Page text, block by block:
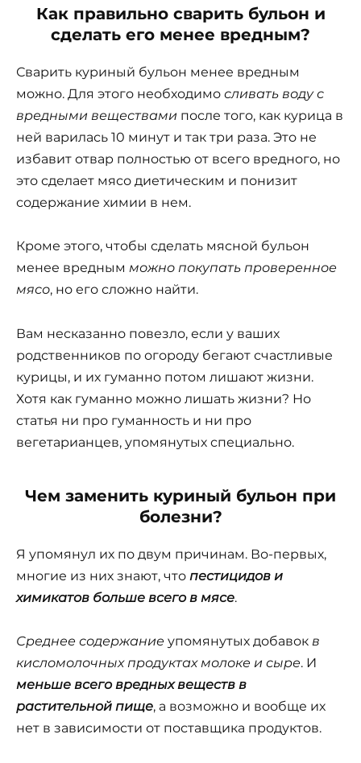
Как правильно сварить бульон и
сделать его менее вредным?
Сварить куриный бульон менее вредным
можно. Для этого необходимо сливать воду с
вредными веществами после того, как курица в
ней варилась 10 минут и так три раза. Это не
избавит отвар полностью от всего вредного, но
это сделает мясо диетическим и понизит
содержание химии в нем.
Кроме этого, чтобы сделать мясной бульон
менее вредным можно покупать проверенное
мясо, но его сложно найти.
Вам несказанно повезло, если у ваших
родственников по огороду бегают счастливые
курицы, и их гуманно потом лишают жизни.
Хотя как гуманно можно лишать жизни? Но
статья ни про гуманность и ни про
вегетарианцев, упомянутых специально.
Чем заменить куриный бульон при
болезни?
Я упомянул их по двум причинам. Во-первых,
многие из них знают, что пестицидов и
химикатов больше всего в мясе.
Среднее содержание упомянутых добавок в
кисломолочных продуктах молоке и сыре. И
меньше всего вредных веществ в
растительной пище, а возможно и вообще их
нет в зависимости от поставщика продуктов.